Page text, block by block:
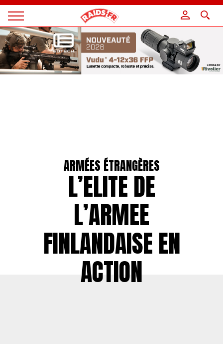
Magazine
Raids
ARMÉES ÉTRANGÈRES
L’ELITE DE
L’ARMEE
FINLANDAISE EN
ACTION
Panneau de gestion des cookies